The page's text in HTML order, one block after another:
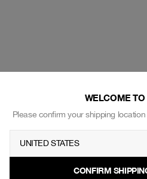
SHOP
Herre
WELCOME
Please confirm your shipping
UNITED STATES
CONFIRM